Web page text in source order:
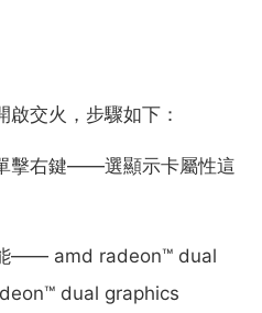
交火，步驟如下：
擊右鍵——選顯示卡屬性這
—— amd radeon™ dual
dual graphics